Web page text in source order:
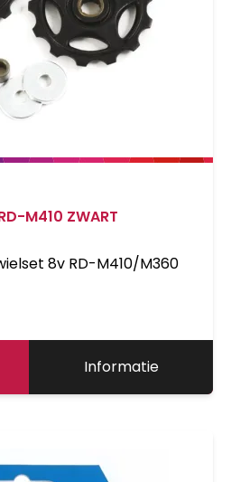
M410 ZWART
8v RD-M410/M360
Informatie